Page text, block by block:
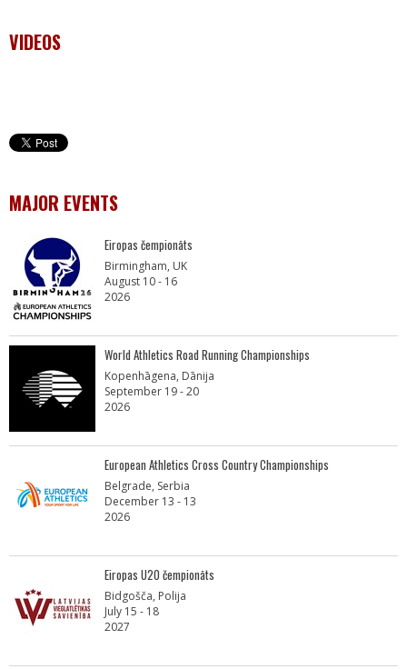
VIDEOS
MAJOR EVENTS
Eiropas čempionāts
Birmingham, UK
August 10 - 16
2026
World Athletics Road Running Championships
Kopenhāgena, Dānija
September 19 - 20
2026
European Athletics Cross Country Championships
Belgrade, Serbia
December 13 - 13
2026
Eiropas U20 čempionāts
Bidgošča, Polija
July 15 - 18
2027